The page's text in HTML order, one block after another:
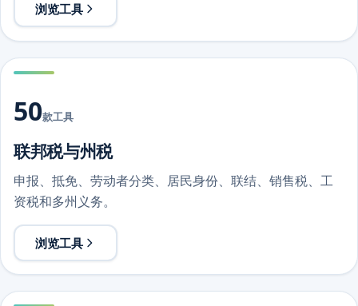
浏览工具
50款工具
联邦税与州税
申报、抵免、劳动者分类、居民身份、联结、销售税、工
资税和多州义务。
浏览工具